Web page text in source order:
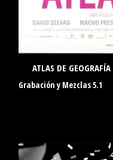
ATLAS DE
Grabación y Mezclas 5.1